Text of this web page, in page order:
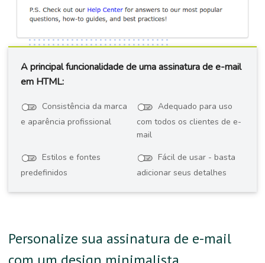
A principal funcionalidade de uma assinatura de e-mail
em HTML:
Consistência da marca
e aparência profissional
Adequado para uso
com todos os clientes de e-
mail
Estilos e fontes
predefinidos
Fácil de usar - basta
adicionar seus detalhes
Personalize sua assinatura de e-mail